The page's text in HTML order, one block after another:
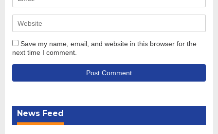
Save my name, email, and website in this browser for the
next time I comment.
News Feed